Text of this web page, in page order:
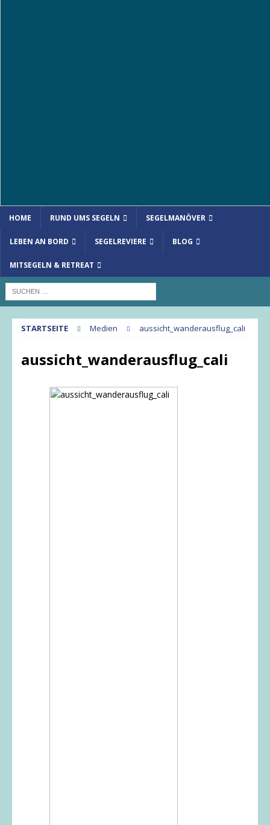
HOME RUND UMS SEGELN SEGELMANÖVER
LEBEN AN BORD SEGELREVIERE BLOG
MITSEGELN & RETREAT
STARTSEITE Medien aussicht_wanderausflug_cali
aussicht_wanderausflug_cali